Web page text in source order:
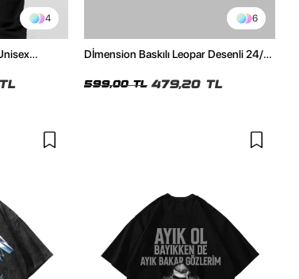
4 6
Dİmension Baskılı Leopar Desenli 24/1
599,00 TL 479,20 TL